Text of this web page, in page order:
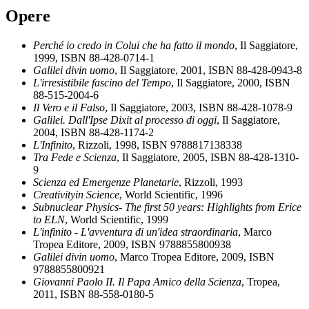
Opere
Perché io credo in Colui che ha fatto il mondo, Il Saggiatore,
1999, ISBN 88-428-0714-1
Galilei divin uomo, Il Saggiatore, 2001, ISBN 88-428-0943-8
L'irresistibile fascino del Tempo, Il Saggiatore, 2000, ISBN
88-515-2004-6
Il Vero e il Falso, Il Saggiatore, 2003, ISBN 88-428-1078-9
Galilei. Dall'Ipse Dixit al processo di oggi, Il Saggiatore,
2004, ISBN 88-428-1174-2
L'Infinito, Rizzoli, 1998, ISBN 9788817138338
Tra Fede e Scienza, Il Saggiatore, 2005, ISBN 88-428-1310-
9
Scienza ed Emergenze Planetarie, Rizzoli, 1993
Creativityin Science, World Scientific, 1996
Subnuclear Physics- The first 50 years: Highlights from Erice
to ELN, World Scientific, 1999
L'infinito - L'avventura di un'idea straordinaria, Marco
Tropea Editore, 2009, ISBN 9788855800938
Galilei divin uomo, Marco Tropea Editore, 2009, ISBN
9788855800921
Giovanni Paolo II. Il Papa Amico della Scienza, Tropea,
2011, ISBN 88-558-0180-5